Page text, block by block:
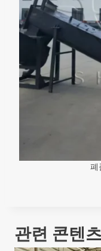
폐
관련 콘텐츠